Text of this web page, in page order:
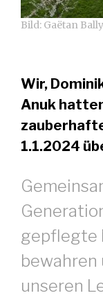
Bild: Gaëtan
Wir,
Anuk
1.1.2024
gepflegte
unseren